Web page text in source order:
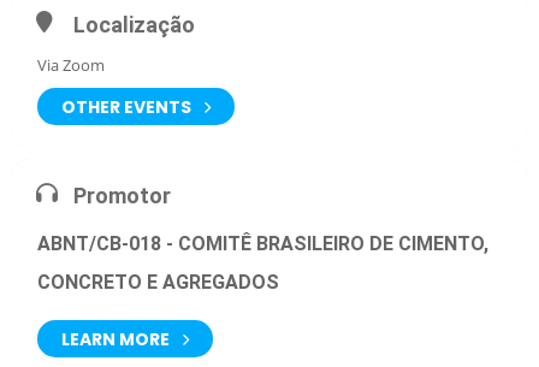
Localização
Via Zoom
OTHER EVENTS
Promotor
ABNT/CB-018 - COMITÊ BRASILEIRO DE CIMENTO,
CONCRETO E AGREGADOS
LEARN MORE